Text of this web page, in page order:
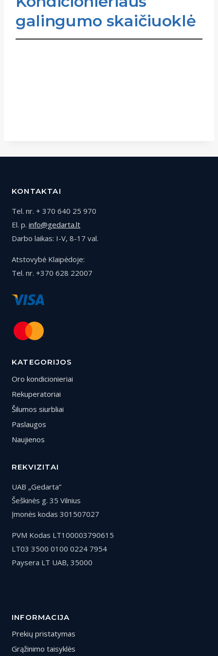
galingumo skaičiuoklė
KONTAKTAI
Tel. nr. + 370 640 25 970
El. p. info@gedarta.lt
Darbo laikas: I-V, 8-17 val.
Atstovybė Klaipėdoje:
Tel. nr. +370 628 22007
KATEGORIJOS
Oro kondicionieriai
Rekuperatoriai
Šilumos siurbliai
Paslaugos
Naujienos
REKVIZITAI
UAB „Gedarta”
Šeškinės g. 35 Vilnius
Įmonės kodas 301507027
PVM Kodas LT100003790615
LT03 3500 0100 0224 7954
Paysera LT UAB, 35000
INFORMACIJA
Prekių pristatymas
Grąžinimo taisyklės